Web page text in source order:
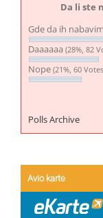
Da li ste
Gde da ih
Daaaaaa (28%, 82
Nope (21%, 60
Polls Archive
Avio karte